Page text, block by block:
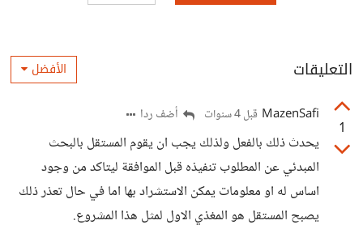
التعليقات الأفضل
1
MazenSafi قبل 4 سنوات أضف ردا
يحدث ذلك بالفعل ولذلك يجب ان يقوم المستقل بالبحث
المبدئي عن المطلوب تنفيذه قبل الموافقة ليتاكد من وجود
اساس له او معلومات يمكن الاستشراد بها اما في حال تعذر ذلك
يصبح المستقل هو المغذي الاول لمثل هذا المشروع.